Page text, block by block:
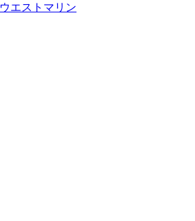
ウエストマリン